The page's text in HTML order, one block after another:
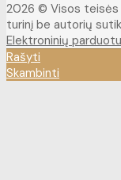
2026 © Visos teisės
turinį be autorių
Elektroninių
Rašyti
Skambinti